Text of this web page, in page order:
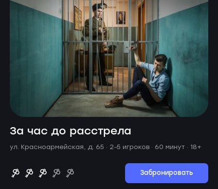
За час до расстрела
ул. Красноармейская, д. 65 · 2-5 игроков · 60 минут · 18+
Забронировать